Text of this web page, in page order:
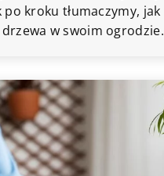
kroku tłumaczymy, jak
w swoim ogrodzie.